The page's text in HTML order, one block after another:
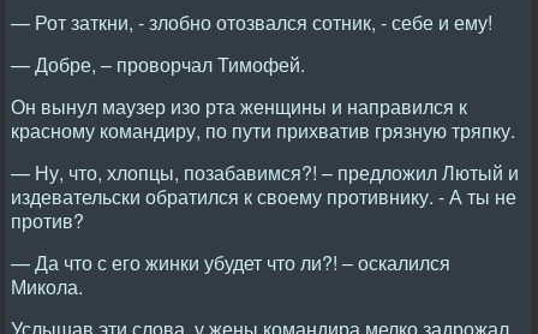
— Рот заткни, - злобно отозвался сотник, - себе и ему!
— Добре, – проворчал Тимофей.
Он вынул маузер изо рта женщины и направился к
красному командиру, по пути прихватив грязную тряпку.
— Ну, что, хлопцы, позабавимся?! – предложил Лютый и
издевательски обратился к своему противнику. - А ты не
против?
— Да что с его жинки убудет что ли?! – оскалился
Микола.